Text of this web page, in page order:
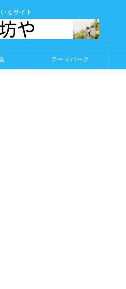
るサイト
テーマパーク